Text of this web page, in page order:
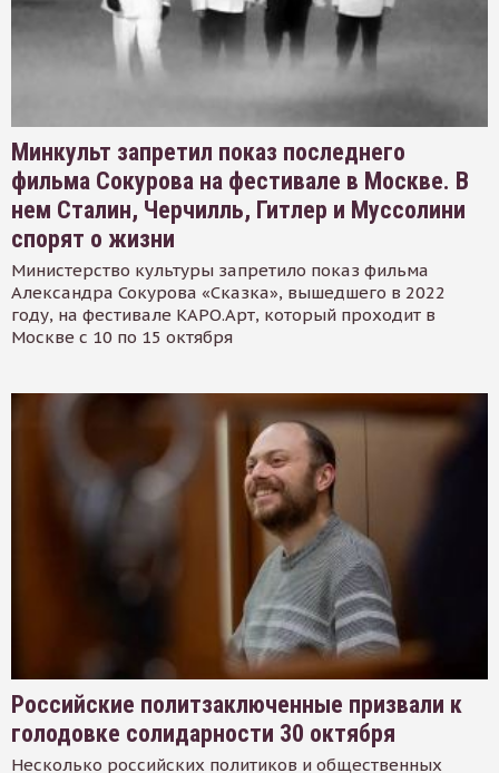
Минкульт запретил показ последнего
фильма Сокурова на фестивале в Москве. В
нем Сталин, Черчилль, Гитлер и Муссолини
спорят о жизни
Министерство культуры запретило показ фильма
Александра Сокурова «Сказка», вышедшего в 2022
году, на фестивале КАРО.Арт, который проходит в
Москве с 10 по 15 октября
Российские политзаключенные призвали к
голодовке солидарности 30 октября
Несколько российских политиков и общественных